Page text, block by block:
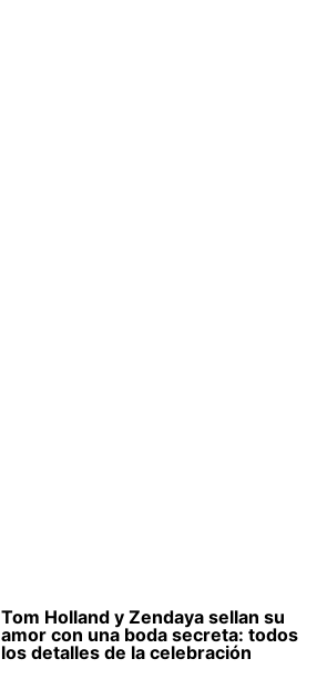
Tom Holland y Zendaya sellan su
amor con una boda secreta: todos
los detalles de la celebración